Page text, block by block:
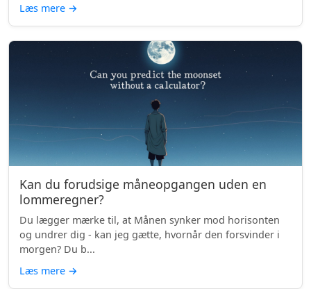
Læs mere →
Kan du forudsige måneopgangen uden en
lommeregner?
Du lægger mærke til, at Månen synker mod horisonten
og undrer dig - kan jeg gætte, hvornår den forsvinder i
morgen? Du b...
Læs mere →